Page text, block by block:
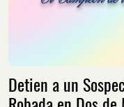
Detien a un